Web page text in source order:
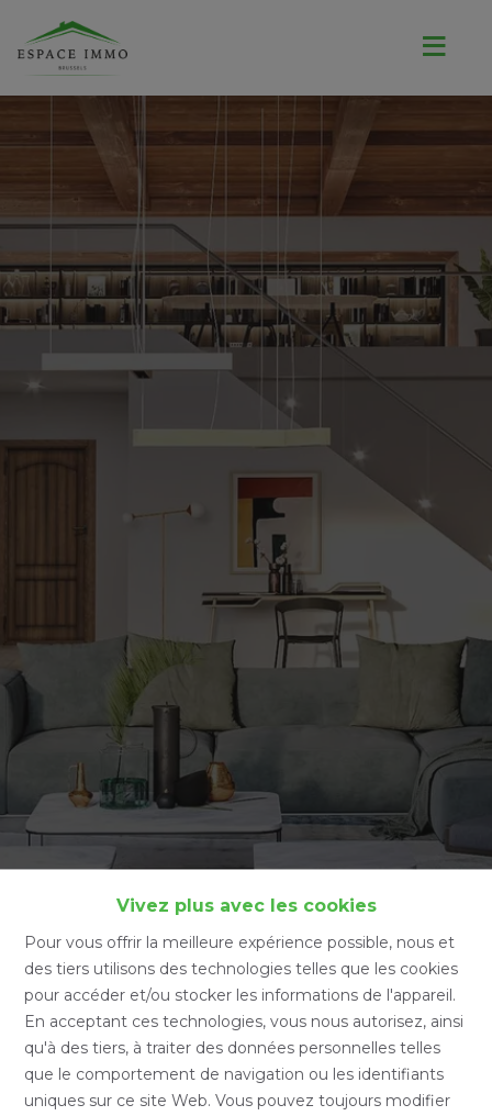
Vivez plus avec les cookies
Pour vous offrir la meilleure expérience possible, nous et
des tiers utilisons des technologies telles que les cookies
pour accéder et/ou stocker les informations de l'appareil.
En acceptant ces technologies, vous nous autorisez, ainsi
qu'à des tiers, à traiter des données personnelles telles
que le comportement de navigation ou les identifiants
uniques sur ce site Web. Vous pouvez toujours modifier
Accueil
Accueil